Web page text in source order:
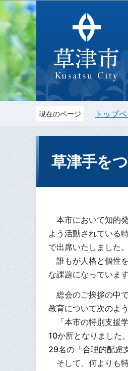
現在のページ トップ
草津手を
本市において知的
よう活動されている
で出席いたしました。
誰もが人格と個性
な課題になっていま
総会のご挨拶の中
教育について次のよ
「本市の特別支援
10か所となりました
29名の「合理的配慮
そして、何よりも